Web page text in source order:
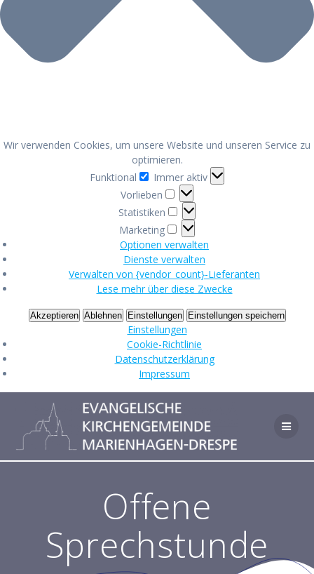
Wir verwenden Cookies, um unsere Website und unseren Service zu
optimieren.
Funktional
Funktional
Immer aktiv
Vorlieben
Vorlieben
Statistiken Statistiken
Marketing Marketing
Optionen verwalten
Dienste verwalten
Verwalten von {vendor_count}-Lieferanten
Lese mehr über diese Zwecke
Akzeptieren Ablehnen Einstellungen Einstellungen speichern
Einstellungen
Cookie-Richtlinie
Datenschutzerklärung
Impressum
Inhalt
springen
Offene
Sprechstunde